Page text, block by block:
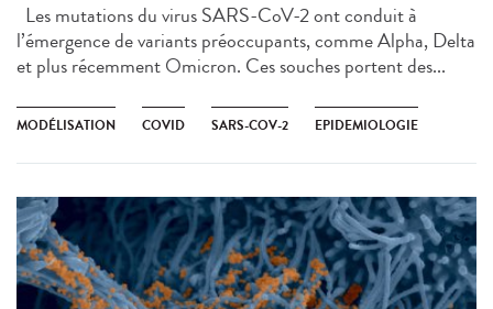
Les mutations du virus SARS-CoV-2 ont conduit à
l’émergence de variants préoccupants, comme Alpha, Delta
et plus récemment Omicron. Ces souches portent des...
MODÉLISATION COVID SARS-COV-2 EPIDEMIOLOGIE